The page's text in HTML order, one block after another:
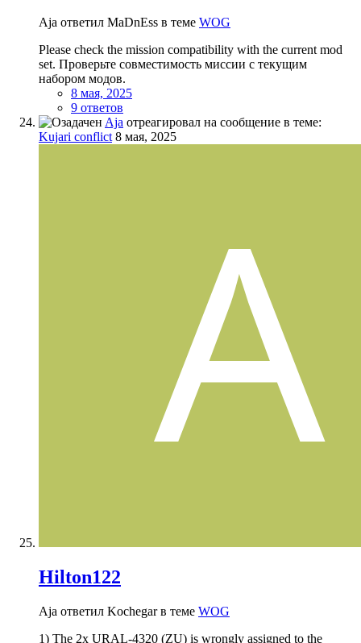
Aja ответил MaDnEss в теме WOG
Please check the mission compatibility with the current mod
set. Проверьте совместимость миссии с текущим
набором модов.
8 мая, 2025
9 ответов
Aja отреагировал на сообщение в теме:
Kujari conflict 8 мая, 2025
Hilton122
Aja ответил Kochegar в теме WOG
1) The 2x URAL-4320 (ZU) is wrongly assigned to the